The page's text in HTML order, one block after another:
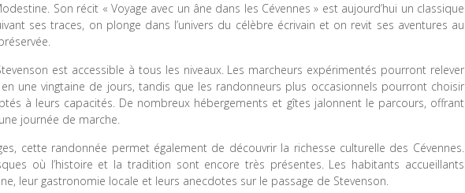
Son récit « Voyage avec un âne dans les Cévennes » est aujourd’hui un classique
ses traces, on plonge dans l’univers du célèbre écrivain et on revit ses aventures au
est accessible à tous les niveaux. Les marcheurs expérimentés pourront relever
une vingtaine de jours, tandis que les randonneurs plus occasionnels pourront choisir
à leurs capacités. De nombreux hébergements et gîtes jalonnent le parcours, offrant
journée de marche.
cette randonnée permet également de découvrir la richesse culturelle des Cévennes.
où l’histoire et la tradition sont encore très présentes. Les habitants accueillants
leur gastronomie locale et leurs anecdotes sur le passage de Stevenson.